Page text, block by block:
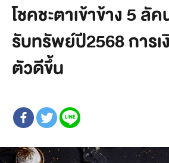
โชคชะตาเข้าข้าง 5 ลั
รับทรัพย์ปี2568 การ
ตัวดีขึ้น